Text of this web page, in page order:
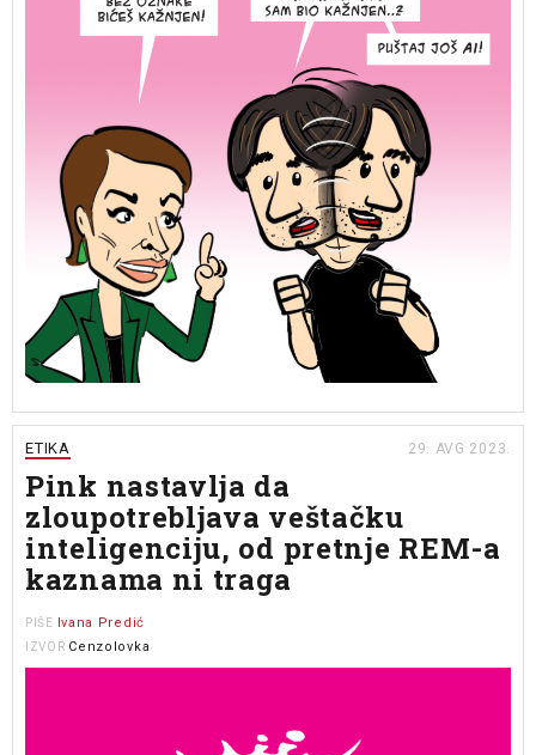
ETIKA 29. AVG 2023.
Pink nastavlja da
zloupotrebljava veštačku
inteligenciju, od pretnje REM-a
kaznama ni traga
PIŠE Ivana Predić
IZVOR Cenzolovka